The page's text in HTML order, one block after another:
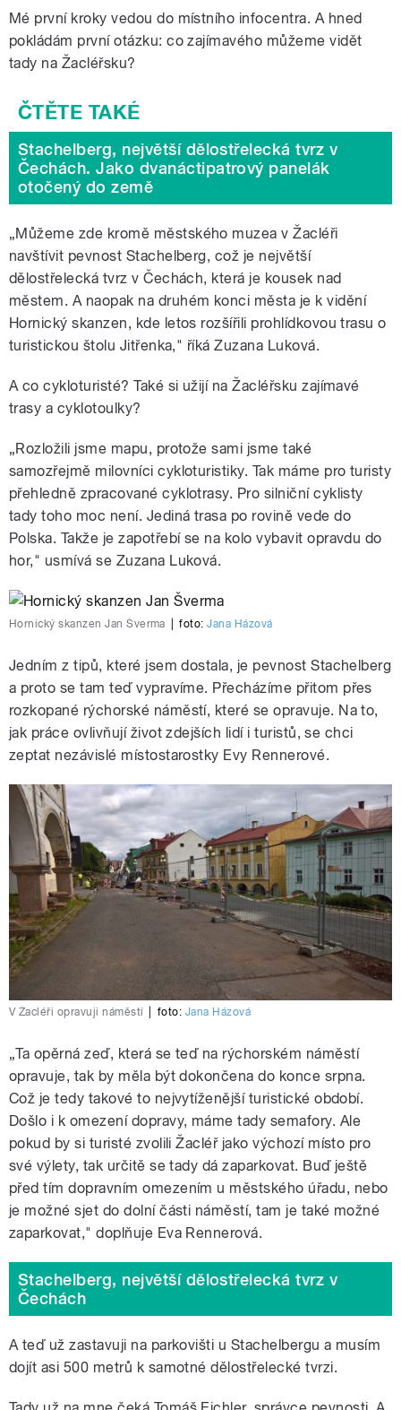
Mé první kroky vedou do místního infocentra. A hned
pokládám první otázku: co zajímavého můžeme vidět
tady na Žacléřsku?
Stachelberg, největší dělostřelecká tvrz v
Čechách. Jako dvanáctipatrový panelák
otočený do země
„Můžeme zde kromě městského muzea v Žacléři
navštívit pevnost Stachelberg, což je největší
dělostřelecká tvrz v Čechách, která je kousek nad
městem. A naopak na druhém konci města je k vidění
Hornický skanzen, kde letos rozšířili prohlídkovou trasu o
turistickou štolu Jitřenka," říká Zuzana Luková.
A co cykloturisté? Také si užijí na Žacléřsku zajímavé
trasy a cyklotoulky?
„Rozložili jsme mapu, protože sami jsme také
samozřejmě milovníci cykloturistiky. Tak máme pro turisty
přehledně zpracované cyklotrasy. Pro silniční cyklisty
tady toho moc není. Jediná trasa po rovině vede do
Polska. Takže je zapotřebí se na kolo vybavit opravdu do
hor," usmívá se Zuzana Luková.
Hornický skanzen Jan Šverma foto:Jana Házová
Jedním z tipů, které jsem dostala, je pevnost Stachelberg
a proto se tam teď vypravíme. Přecházíme přitom přes
rozkopané rýchorské náměstí, které se opravuje. Na to,
jak práce ovlivňují život zdejších lidí i turistů, se chci
zeptat nezávislé místostarostky Evy Rennerové.
V Žacléři opravuji náměstí foto: Jana Házová
„Ta opěrná zeď, která se teď na rýchorském náměstí
opravuje, tak by měla být dokončena do konce srpna.
Což je tedy takové to nejvytíženější turistické období.
Došlo i k omezení dopravy, máme tady semafory. Ale
pokud by si turisté zvolili Žacléř jako výchozí místo pro
své výlety, tak určitě se tady dá zaparkovat. Buď ještě
před tím dopravním omezením u městského úřadu, nebo
je možné sjet do dolní části náměstí, tam je také možné
zaparkovat," doplňuje Eva Rennerová.
Stachelberg, největší dělostřelecká tvrz v
Čechách
A teď už zastavuji na parkovišti u Stachelbergu a musím
dojít asi 500 metrů k samotné dělostřelecké tvrzi.